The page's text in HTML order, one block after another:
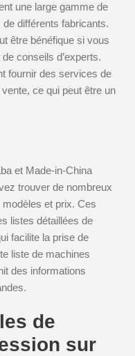
une large gamme de
de différents fabricants.
être bénéfique si vous
conseils d’experts.
fournir des services de
ce qui peut être un
et Made-in-China
trouver de nombreux
et prix. Ces
listes détaillées de
facilite la prise de
liste de machines
des informations
de
sur